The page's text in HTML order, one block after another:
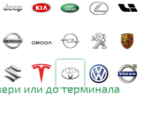
или до терминала